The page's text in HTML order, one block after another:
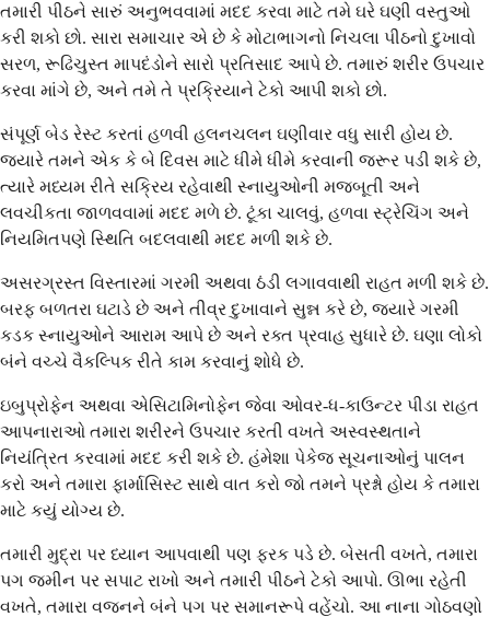
તમારી પીઠને સારું અનુભવવામાં મદદ કરવા માટે તમે ઘરે ઘણી વસ્તુઓ
કરી શકો છો. સારા સમાચાર એ છે કે મોટાભાગનો નિચલા પીઠનો દુખાવો
સરળ, રૂઢિચુસ્ત માપદંડોને સારો પ્રતિસાદ આપે છે. તમારું શરીર ઉપચાર
કરવા માંગે છે, અને તમે તે પ્રક્રિયાને ટેકો આપી શકો છો.
સંપૂર્ણ બેડ રેસ્ટ કરતાં હળવી હલનચલન ઘણીવાર વધુ સારી હોય છે.
જ્યારે તમને એક કે બે દિવસ માટે ધીમે ધીમે કરવાની જરૂર પડી શકે છે,
ત્યારે મધ્યમ રીતે સક્રિય રહેવાથી સ્નાયુઓની મજબૂતી અને
લવચીકતા જાળવવામાં મદદ મળે છે. ટૂંકા ચાલવું, હળવા સ્ટ્રેચિંગ અને
નિયમિતપણે સ્થિતિ બદલવાથી મદદ મળી શકે છે.
અસરગ્રસ્ત વિસ્તારમાં ગરમી અથવા ઠંડી લગાવવાથી રાહત મળી શકે છે.
બરફ બળતરા ઘટાડે છે અને તીવ્ર દુખાવાને સુન્ન કરે છે, જ્યારે ગરમી
કડક સ્નાયુઓને આરામ આપે છે અને રક્ત પ્રવાહ સુધારે છે. ઘણા લોકો
બંને વચ્ચે વૈકલ્પિક રીતે કામ કરવાનું શોધે છે.
ઇબુપ્રોફેન અથવા એસિટામિનોફેન જેવા ઓવર-ધ-કાઉન્ટર પીડા રાહત
આપનારાઓ તમારા શરીરને ઉપચાર કરતી વખતે અસ્વસ્થતાને
નિયંત્રિત કરવામાં મદદ કરી શકે છે. હંમેશા પેકેજ સૂચનાઓનું પાલન
કરો અને તમારા ફાર્માસિસ્ટ સાથે વાત કરો જો તમને પ્રશ્નો હોય કે તમારા
માટે કયું યોગ્ય છે.
તમારી મુદ્રા પર ધ્યાન આપવાથી પણ ફરક પડે છે. બેસતી વખતે, તમારા
પગ જમીન પર સપાટ રાખો અને તમારી પીઠને ટેકો આપો. ઊભા રહેતી
વખતે, તમારા વજનને બંને પગ પર સમાનરૂપે વહેંચો. આ નાના ગોઠવણો